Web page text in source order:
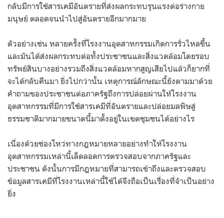
กลับมีการใช้สารเคมีอันตรายที่ส่งผลกระทบรุนแรงต่อร่างกาย
มนุษย์ ตลอดจนนำไปสู่อันตรายอีกมากมาย
ตัวอย่างเช่น หลายครั้งที่โรงงานอุตสาหกรรมเกิดการรั่วไหลขึ้น
และมันได้ส่งผลกระทบต่อทั้งประชาชนและสิ่งแวดล้อมโดยรอบ
ทรัพย์สินบางอย่างรวมถึงสิ่งแวดล้อมหากสูญเสียไปแล้วก็ยากที่
จะได้กลับคืนมา ยิ่งไปกว่านั้น เหตุการณ์ลักษณะนี้ยังตามมาด้วย
คำถามของประชาชนต่อภาครัฐถึงการปล่อยผ่านให้โรงงาน
อุตสาหกรรมที่มีการใช้สารเคมีที่อันตรายและปล่อยมลพิษสู่
ธรรมชาติมากมายขนาดนี้มาตั้งอยู่ในเขตชุมชนได้อย่างไร
เนื่องด้วยช่องโหว่ทางกฎหมายหลายอย่างทำให้โรงงาน
อุตสาหกรรมเหล่านี้เล็ดลอดการตรวจสอบจากภาครัฐและ
ประชาชน ดังนั้นการมีกฎหมายที่สามารถเข้าถึงและตรวจสอบ
ข้อมูลสารเคมีที่โรงงานเหล่านี้ใช้ได้จึงถือเป็นเรื่องที่จำเป็นอย่าง
ยิ่ง